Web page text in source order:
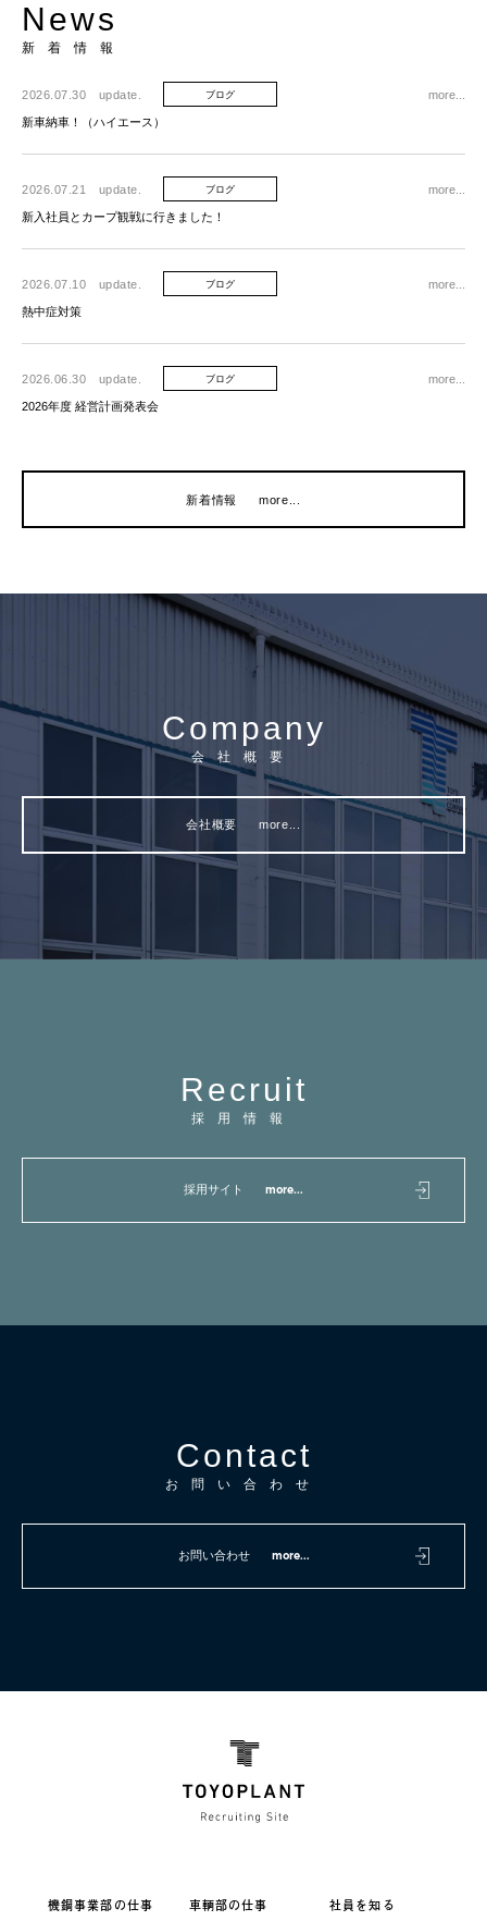
News
新着情報
2026.07.30 update. ブログ
新車納車！（ハイエース）
more...
2026.07.21 update. ブログ
新入社員とカープ観戦に行きました！
more...
2026.07.10 update. ブログ
熱中症対策
more...
2026.06.30 update. ブログ
2026年度 経営計画発表会
more...
新着情報 more...
Com pa ny
会社概要
会社概要 more...
Recru it
採用情報
採用サイト more...
Contact
お問い合わせ
お問い合わせ more...
機鋼事業部の仕事 車輌部の仕事 社員を知る